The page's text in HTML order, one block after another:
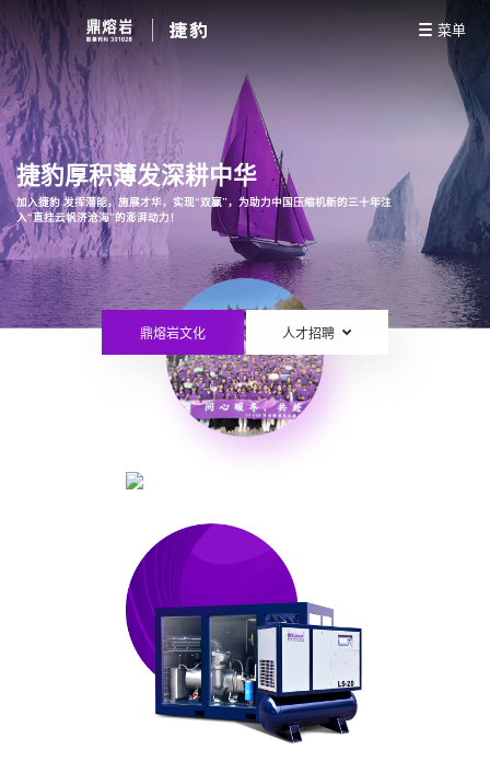
菜单
捷豹厚积薄发深耕中华
加入捷豹 发挥潜能，施展才华，实现“双赢”，为助力中国压缩机新的三十年注
入“直挂云帆济沧海”的澎湃动力！
鼎熔岩文化 人才招聘